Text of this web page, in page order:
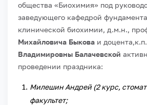
общества «Биохимия» под
заведующего кафедрой
клинической биохимии, д.м.н.,
Михайловича Быкова и
Владимировны Балачевской
проведении праздника:
Милешин Андрей (2 курс,
факультет;